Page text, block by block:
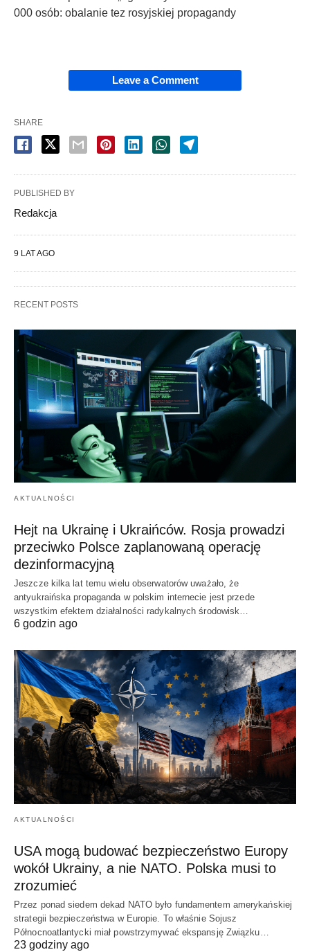
000 osób: obalanie tez rosyjskiej propagandy
Leave a Comment
SHARE
PUBLISHED BY
Redakcja
9 LAT AGO
RECENT POSTS
AKTUALNOŚCI
Hejt na Ukrainę i Ukraińców. Rosja prowadzi
przeciwko Polsce zaplanowaną operację
dezinformacyjną
Jeszcze kilka lat temu wielu obserwatorów uważało, że
antyukraińska propaganda w polskim internecie jest przede
wszystkim efektem działalności radykalnych środowisk…
6 godzin ago
AKTUALNOŚCI
USA mogą budować bezpieczeństwo Europy
wokół Ukrainy, a nie NATO. Polska musi to
zrozumieć
Przez ponad siedem dekad NATO było fundamentem amerykańskiej
strategii bezpieczeństwa w Europie. To właśnie Sojusz
Północnoatlantycki miał powstrzymywać ekspansję Związku…
23 godziny ago